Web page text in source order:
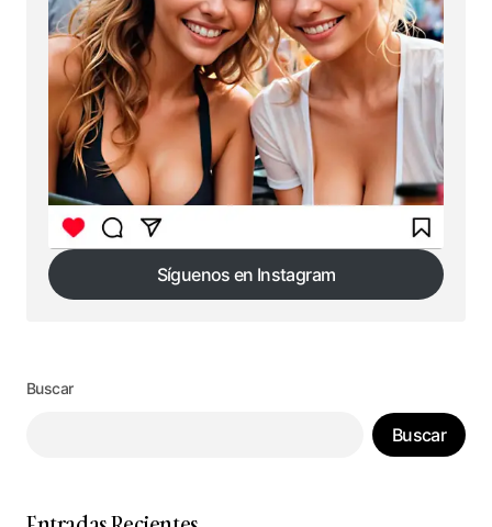
Síguenos en Instagram
Síguenos en Instagram
Buscar
Buscar